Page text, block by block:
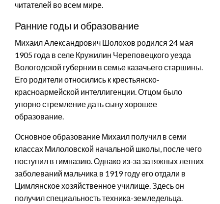
читателей во всем мире.
Ранние годы и образование
Михаил Александрович Шолохов родился 24 мая
1905 года в селе Кружилин Череповецкого уезда
Вологодской губернии в семье казачьего старшины.
Его родители относились к крестьянско-
красноармейской интеллигенции. Отцом было
упорно стремление дать сыну хорошее
образование.
Основное образование Михаил получил в семи
классах Милоловской начальной школы, после чего
поступил в гимназию. Однако из-за затяжных летних
заболеваний мальчика в 1919 году его отдали в
Цимлянское хозяйственное училище. Здесь он
получил специальность техника-земледельца.